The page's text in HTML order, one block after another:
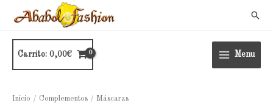
contenido
Carrito:0,00€ Menu
Inicio / Complementos / Máscaras